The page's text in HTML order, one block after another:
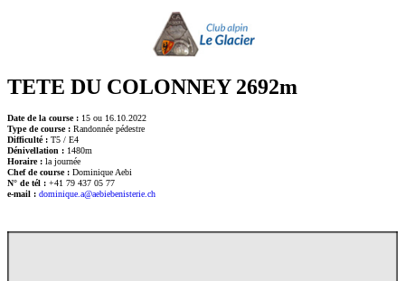
TETE DU COLONNEY 2692m
Date de la course : 15 ou 16.10.2022
Type de course : Randonnée pédestre
Difficulté : T5 / E4
Dénivellation : 1480m
Horaire : la journée
Chef de course : Dominique Aebi
N° de tél : +41 79 437 05 77
e-mail : dominique.a@aebiebenisterie.ch